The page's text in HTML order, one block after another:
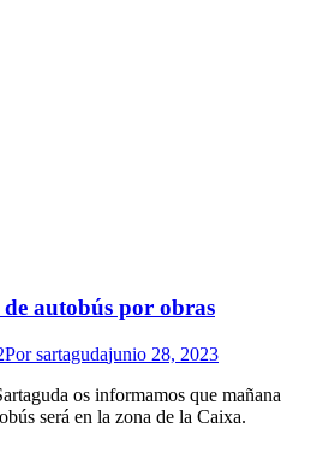
autobús por obras
Porsartagudajunio 28, 2023
os informamos que mañana
será en la zona de la Caixa.